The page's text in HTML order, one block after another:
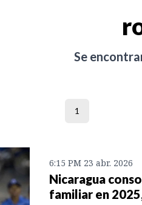
Se
1
6:15 PM 23 abr. 2026
Nicaragua
familiar en